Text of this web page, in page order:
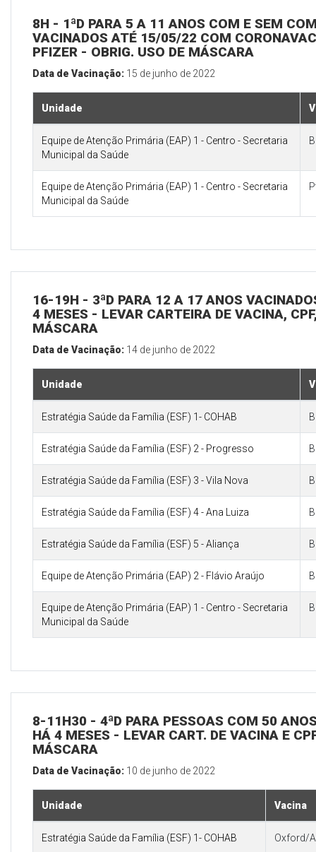
8H - 1ªD PARA 5 A 11 ANOS COM E SEM
VACINADOS ATÉ 15/05/22 COM
PFIZER - OBRIG. USO DE MÁSCARA
Data de Vacinação: 15 de junho de 2022
Unidade
Equipe de Atenção Primária (EAP) 1 - Centro - Secretaria
Municipal da Saúde
Equipe de Atenção Primária (EAP) 1 - Centro - Secretaria
Municipal da Saúde
16-19H - 3ªD PARA 12 A 17 ANOS
4 MESES - LEVAR CARTEIRA DE VACINA,
MÁSCARA
Data de Vacinação: 14 de junho de 2022
Unidade
Estratégia Saúde da Família (ESF) 1- COHAB
Estratégia Saúde da Família (ESF) 2 - Progresso
Estratégia Saúde da Família (ESF) 3 - Vila Nova
Estratégia Saúde da Família (ESF) 4 - Ana Luiza
Estratégia Saúde da Família (ESF) 5 - Aliança
Equipe de Atenção Primária (EAP) 2 - Flávio Araújo
Equipe de Atenção Primária (EAP) 1 - Centro - Secretaria
Municipal da Saúde
8-11H30 - 4ªD PARA PESSOAS COM 50
HÁ 4 MESES - LEVAR CART. DE VACINA E
MÁSCARA
Data de Vacinação: 10 de junho de 2022
Unidade Vacina
Estratégia Saúde da Família (ESF) 1- COHAB Oxford/